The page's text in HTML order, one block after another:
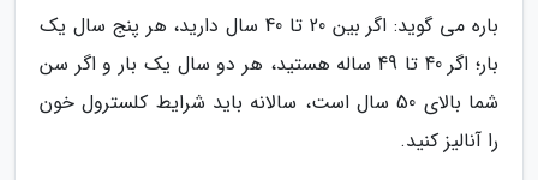
باره می گوید: اگر بین 20 تا 40 سال دارید، هر پنج سال یک
بار؛ اگر 40 تا 49 ساله هستید، هر دو سال یک بار و اگر سن
شما بالای 50 سال است، سالانه باید شرایط کلسترول خون
را آنالیز کنید.